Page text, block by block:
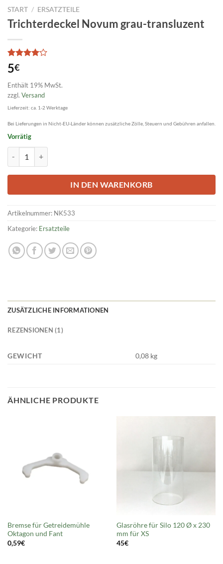
START / ERSATZTEILE
Trichterdeckel Novum grau-transluzent
Bewertet
mit
basierend
auf
1
Kundenbewertung
5€
Enthält 19% MwSt.
zzgl. Versand
Lieferzeit: ca. 1-2 Werktage
Bei Lieferungen in Nicht-EU-Länder können zusätzliche Zölle, Steuern und Gebühren anfallen.
Vorrätig
IN DEN WARENKORB
Artikelnummer: NK533
Kategorie: Ersatzteile
ZUSÄTZLICHE INFORMATIONEN
REZENSIONEN (1)
GEWICHT 0,08 kg
ÄHNLICHE PRODUKTE
Bremse für Getreidemühle
Oktagon und Fant
0,59€
Glasröhre für Silo 120 Ø x 230
mm für XS
45€